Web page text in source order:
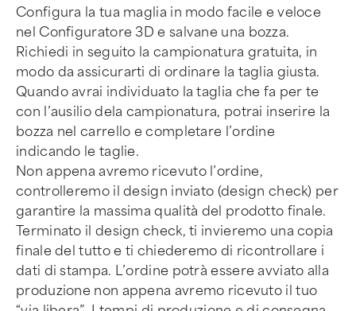
Configura la tua maglia in modo facile e veloce
nel Configuratore 3D e salvane una bozza.
Richiedi in seguito la campionatura gratuita, in
modo da assicurarti di ordinare la taglia giusta.
Quando avrai individuato la taglia che fa per te
con l’ausilio dela campionatura, potrai inserire la
bozza nel carrello e completare l’ordine
indicando le taglie.
Non appena avremo ricevuto l’ordine,
controlleremo il design inviato (design check) per
garantire la massima qualità del prodotto finale.
Terminato il design check, ti invieremo una copia
finale del tutto e ti chiederemo di ricontrollare i
dati di stampa. L’ordine potrà essere avviato alla
produzione non appena avremo ricevuto il tuo